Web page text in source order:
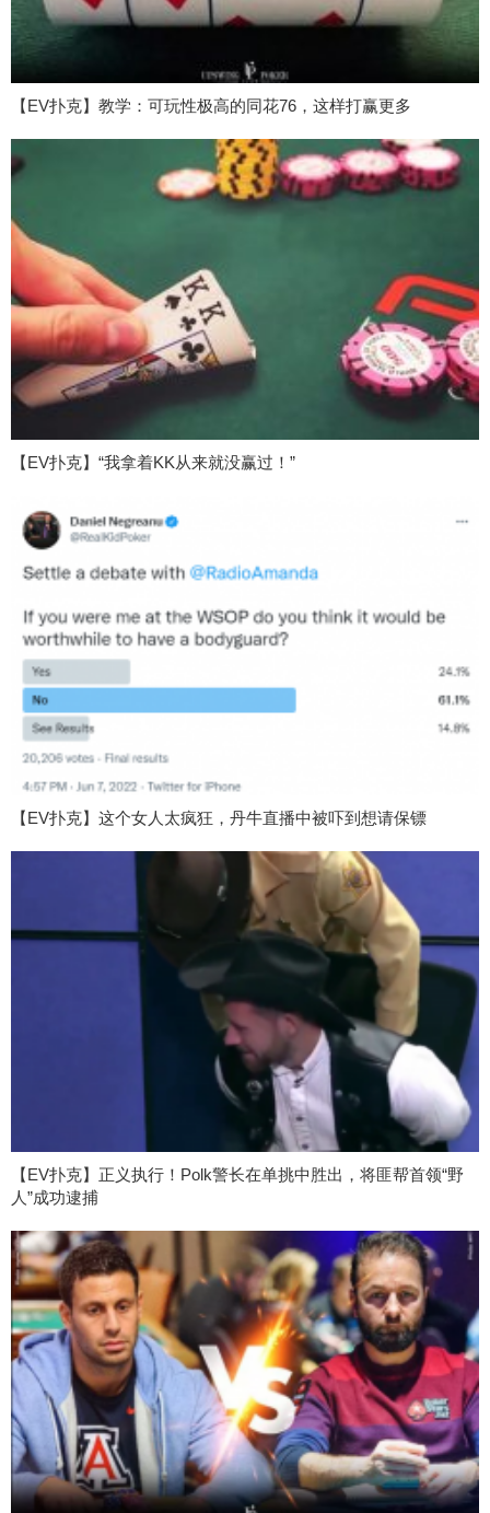
【EV扑克】教学：可玩性极高的同花76，这样打赢更多
【EV扑克】“我拿着KK从来就没赢过！”
【EV扑克】这个女人太疯狂，丹牛直播中被吓到想请保镖
【EV扑克】正义执行！Polk警长在单挑中胜出，将匪帮首领“野
人”成功逮捕